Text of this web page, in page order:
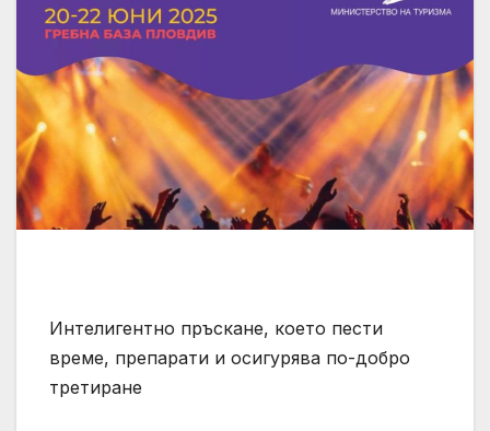
Интелигентно пръскане, което пести
време, препарати и осигурява по-добро
третиране